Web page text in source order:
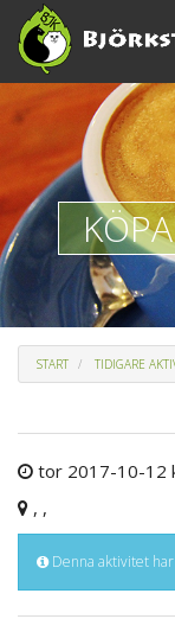
START TIDIGARE
tor 2017-10-12
, ,
Denna aktivitet